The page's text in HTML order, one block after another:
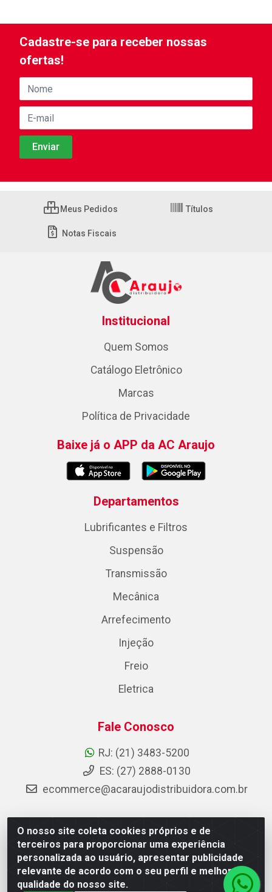
O nosso site coleta cookies próprios e de
terceiros para proporcionar uma experiência
personalizada ao usuário, apresentar publicidade
relevante de acordo com o seu perfil e melhorar a
qualidade do nosso site.
Cadastre-se para receber nossas
ofertas!
Meus Pedidos Títulos
Notas Fiscais
Institucional
Quem Somos
Catálogo Eletrônico
Marcas
Política de Privacidade
Baixe já o APP da AC Araujo
Departamentos
Lubrificantes e Filtros
Suspensão
Transmissão
Mecânica
Arrefecimento
Injeção
Freio
Eletrica
Fale Conosco
RJ: (21) 3483-5200
ES: (27) 2888-0130
ecommerce@acaraujodistribuidora.com.br
AC Araujo Distribuidora - Rua Carneiro de Campos, 42 -
São Cristóvão, Rio de Janeiro/RJ - CEP 20.920-410 -
CNPJ 08.744.753/0003-85